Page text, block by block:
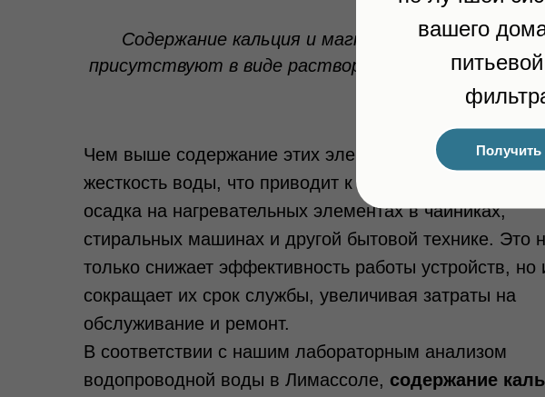
вашего
Содержание кальция и магния — это
присутствуют в виде растворенных солей
на
Чем выше содержание этих элементов, тем выше
жесткость воды, что приводит к образованию твердого
осадка на нагревательных элементах в чайниках,
стиральных машинах и другой бытовой технике. Это
только снижает эффективность работы устройств, но
сокращает их срок службы, увеличивая затраты на
обслуживание и ремонт.
В соответствии с нашим лабораторным анализом
водопроводной воды в Лимассоле, содержание